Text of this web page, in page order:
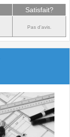
Satisfait?
Pas d'avis.